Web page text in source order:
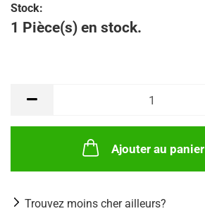
Stock:
1 Pièce(s) en stock.
Ajouter au panier
Trouvez moins cher ailleurs?